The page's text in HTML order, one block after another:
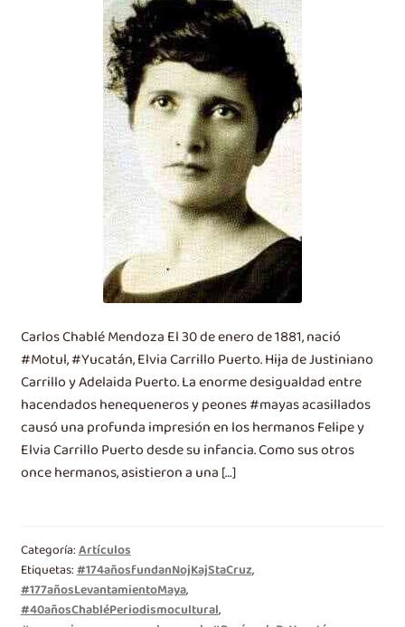
Carlos Chablé Mendoza El 30 de enero de 1881, nació
#Motul, #Yucatán, Elvia Carrillo Puerto. Hija de Justiniano
Carrillo y Adelaida Puerto. La enorme desigualdad entre
hacendados henequeneros y peones #mayas acasillados
causó una profunda impresión en los hermanos Felipe y
Elvia Carrillo Puerto desde su infancia. Como sus otros
once hermanos, asistieron a una […]
Categoría:Artículos
Etiquetas:#174añosfundanNojKajStaCruz,
#177añosLevantamientoMaya,
#40añosChabléPeriodismocultural,